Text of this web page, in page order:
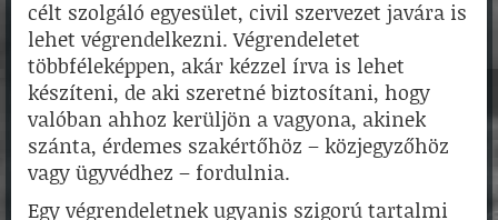
célt szolgáló egyesület, civil szervezet javára is
lehet végrendelkezni. Végrendeletet
többféleképpen, akár kézzel írva is lehet
készíteni, de aki szeretné biztosítani, hogy
valóban ahhoz kerüljön a vagyona, akinek
szánta, érdemes szakértőhöz – közjegyzőhöz
vagy ügyvédhez – fordulnia.
Egy végrendeletnek ugyanis szigorú tartalmi